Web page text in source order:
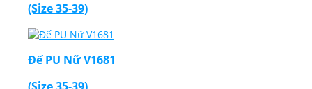
(Size 35-39)
Đế PU Nữ V1681